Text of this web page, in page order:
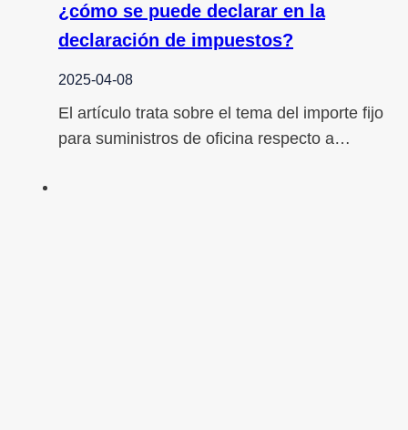
¿cómo se puede declarar en la
declaración de impuestos?
2025-04-08
El artículo trata sobre el tema del importe fijo
para suministros de oficina respecto a…